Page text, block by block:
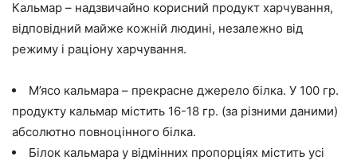
Кальмар – надзвичайно корисний продукт харчування,
відповідний майже кожній людині, незалежно від
режиму і раціону харчування.
М’ясо кальмара – прекрасне джерело білка. У 100 гр.
продукту кальмар містить 16-18 гр. (за різними даними)
абсолютно повноцінного білка.
Білок кальмара у відмінних пропорціях містить усі